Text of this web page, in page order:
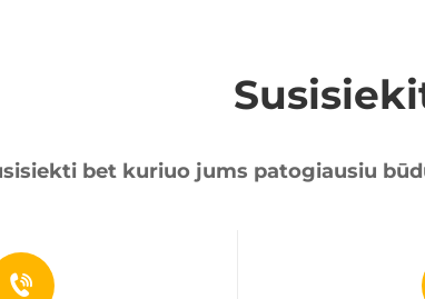
bet kuriuo jums patogiausiu